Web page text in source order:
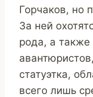
Горчаков, но
За ней
рода, а также
статуэтка,
всего лишь